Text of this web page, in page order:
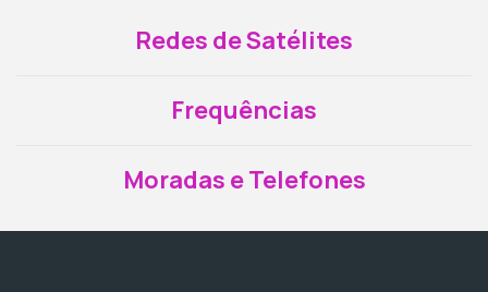
Redes de Satélites
Frequências
Moradas e Telefones